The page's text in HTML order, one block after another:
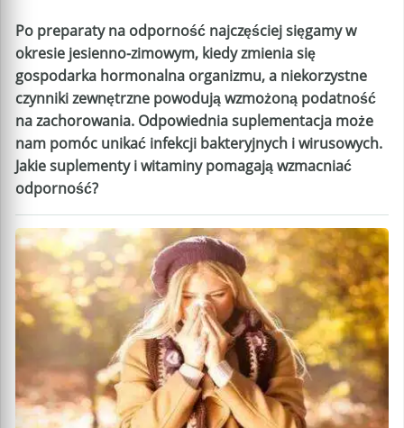
Po preparaty na odporność najczęściej sięgamy w
okresie jesienno-zimowym, kiedy zmienia się
gospodarka hormonalna organizmu, a niekorzystne
czynniki zewnętrzne powodują wzmożoną podatność
na zachorowania. Odpowiednia suplementacja może
nam pomóc unikać infekcji bakteryjnych i wirusowych.
Jakie suplementy i witaminy pomagają wzmacniać
odporność?